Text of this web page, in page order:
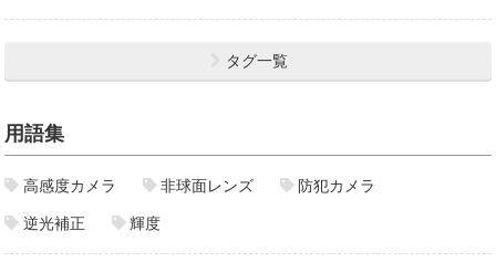
タグ一覧
用語集
高感度カメラ 非球面レンズ 防犯カメラ
逆光補正 輝度